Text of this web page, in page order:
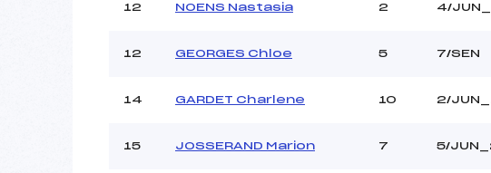
12 NOENS Nastasia 2 4/
12 GEORGES Chloe 5 7/SEN
14 GARDET Charlene 10 2/
15 JOSSERAND Marion 7 5/